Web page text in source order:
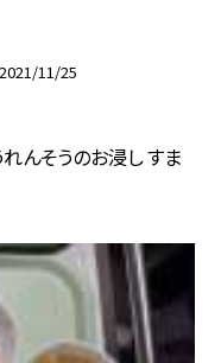
2021/11/25
んそうのお浸し すま